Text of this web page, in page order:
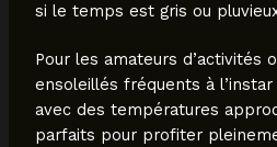
si le temps est gris ou
Pour les amateurs d’activités
ensoleillés fréquents à
avec des températures
parfaits pour profiter